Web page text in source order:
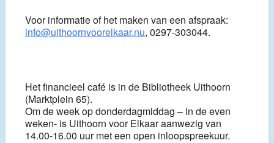
Voor informatie of het maken van een afspraak:
info@uithoornvoorelkaar.nu, 0297-303044.
Het financieel café is in de Bibliotheek Uithoorn
(Marktplein 65).
Om de week op donderdagmiddag – in de even
weken- is Uithoorn voor Elkaar aanwezig van
14.00-16.00 uur met een open inloopspreekuur.